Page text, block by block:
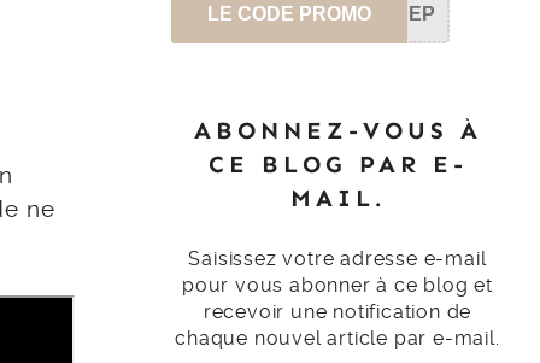
ne
LE CODE PROMO SEP
ABONNEZ-VOUS À
CE BLOG PAR E-
MAIL.
Saisissez votre adresse e-mail
pour vous abonner à ce blog et
recevoir une notification de
chaque nouvel article par e-mail.